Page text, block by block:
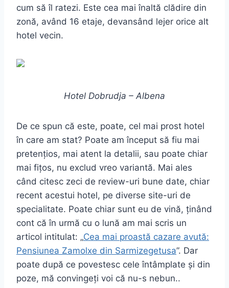
cum să îl ratezi. Este cea mai înaltă clădire din
zonă, având 16 etaje, devansând lejer orice alt
hotel vecin.
Hotel Dobrudja – Albena
De ce spun că este, poate, cel mai prost hotel
în care am stat? Poate am început să fiu mai
pretențios, mai atent la detalii, sau poate chiar
mai fițos, nu exclud vreo variantă. Mai ales
când citesc zeci de review-uri bune date, chiar
recent acestui hotel, pe diverse site-uri de
specialitate. Poate chiar sunt eu de vină, ținând
cont că în urmă cu o lună am mai scris un
articol intitulat: „Cea mai proastă cazare avută:
Pensiunea Zamolxe din Sarmizegetusa”. Dar
poate după ce povestesc cele întâmplate și din
poze, mă convingeți voi că nu-s nebun..